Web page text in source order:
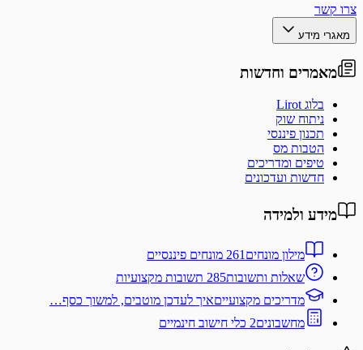
צרו קשר
מאגרי מידע
מאמרים וחדשות
בלוג Lirot
ניתוח שוק
תכנון פיננסי
הטבות מס
טיפים ומדריכים
חדשות ועדכונים
מידע ולמידה
מילון מונחים 261 מונחים פיננסיים
שאלות ותשובות285 תשובות מקצועיות
מדריכים מקצועייםאיך לעדכן מוטבים, למשוך כסף…
מחשבונים2 כלי חישוב חינמיים